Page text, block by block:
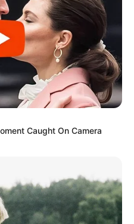
Caught On Camera